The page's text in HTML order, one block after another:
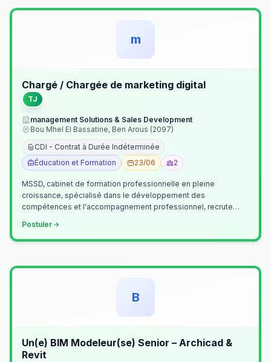
m
Chargé / Chargée de marketing digital
TJ
management Solutions & Sales Development
Bou Mhel El Bassatine, Ben Arous (2097)
CDI - Contrat à Durée Indéterminée
Éducation et Formation
23/06 2
MSSD, cabinet de formation professionnelle en pleine
croissance, spécialisé dans le développement des
compétences et l'accompagnement professionnel, recrute
Postuler
B
Un(e) BIM Modeleur(se) Senior – Archicad &
Revit